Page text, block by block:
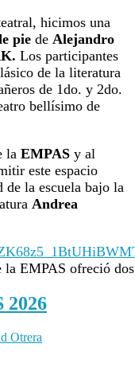
hicimos una
pie de Alejandro
Los participantes
de la literatura
de 1do. y 2do.
bellísimo de
la EMPAS y al
este espacio
la escuela bajo la
Andrea
EMPAS ofreció
2026
Otrera